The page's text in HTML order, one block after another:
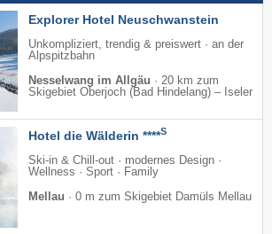
Explorer Hotel Neuschwanstein
Unkompliziert, trendig & preiswert · an der
Alpspitzbahn
Nesselwang im Allgäu · 20 km zum
Skigebiet Oberjoch (Bad Hindelang) – Iseler
Hotel die Wälderin ****S
Ski-in & Chill-out · modernes Design ·
Wellness · Sport · Family
Mellau · 0 m zum Skigebiet Damüls Mellau